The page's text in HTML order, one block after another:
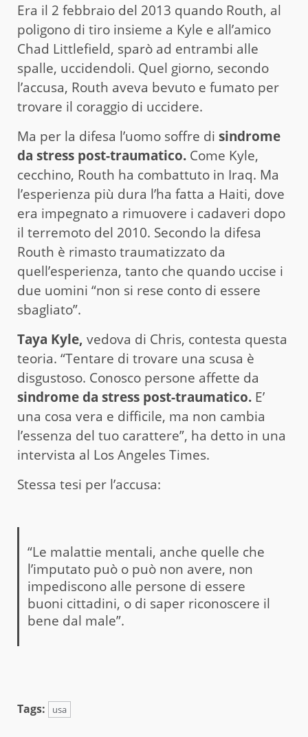
Era il 2 febbraio del 2013 quando Routh, al
poligono di tiro insieme a Kyle e all’amico
Chad Littlefield, sparò ad entrambi alle
spalle, uccidendoli. Quel giorno, secondo
l’accusa, Routh aveva bevuto e fumato per
trovare il coraggio di uccidere.
Ma per la difesa l’uomo soffre di sindrome
da stress post-traumatico. Come Kyle,
cecchino, Routh ha combattuto in Iraq. Ma
l’esperienza più dura l’ha fatta a Haiti, dove
era impegnato a rimuovere i cadaveri dopo
il terremoto del 2010. Secondo la difesa
Routh è rimasto traumatizzato da
quell’esperienza, tanto che quando uccise i
due uomini “non si rese conto di essere
sbagliato”.
Taya Kyle, vedova di Chris, contesta questa
teoria. “Tentare di trovare una scusa è
disgustoso. Conosco persone affette da
sindrome da stress post-traumatico. E’
una cosa vera e difficile, ma non cambia
l’essenza del tuo carattere”, ha detto in una
intervista al Los Angeles Times.
Stessa tesi per l’accusa:
“Le malattie mentali, anche quelle che
l’imputato può o può non avere, non
impediscono alle persone di essere
buoni cittadini, o di saper riconoscere il
bene dal male”.
Tags: usa